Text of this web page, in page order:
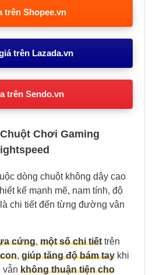
trên Shopee.vn
trên Lazada.vn
trên Sendo.vn
Chơi Gaming
dòng chuột không dây cao
kế mạnh mẽ, nam tính, độ
chi tiết đến từng đường vân
cứng, một sốchi tiết trên
, giúp tăng độbámtay khi
vẫn không thuận tiện cho